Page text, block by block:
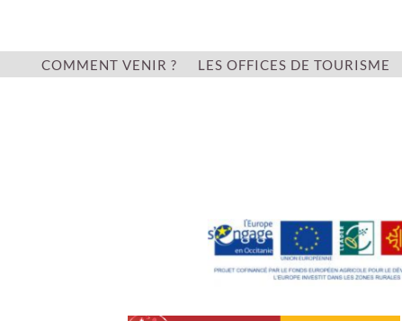
COMMENT VENIR ? LES OFFICES DE TOURISME